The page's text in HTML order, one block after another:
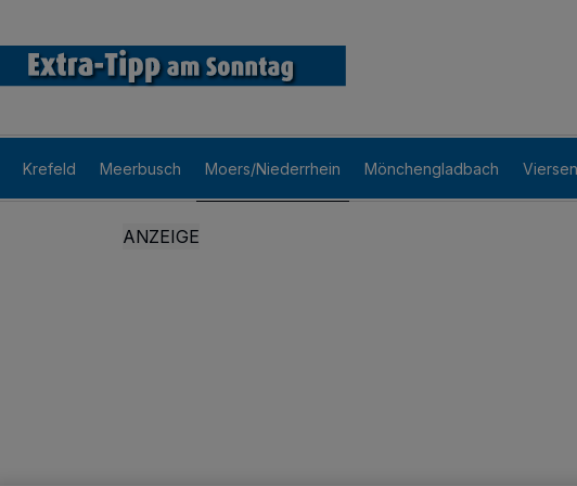
Krefeld Meerbusch Moers/Niederrhein Mönchengladbach Viersen